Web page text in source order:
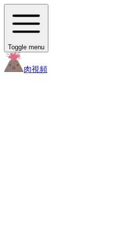
Toggle menu
肉視頻